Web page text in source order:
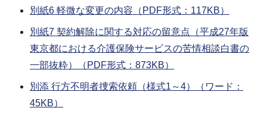
別紙6 軽微な変更の内容（PDF形式：117KB）
別紙7 契約解除に関する対応の留意点（平成27年版
東京都における介護保険サービスの苦情相談白書の
一部抜粋）（PDF形式：873KB）
別添 行方不明者捜索依頼（様式1～4）（ワード：
45KB）